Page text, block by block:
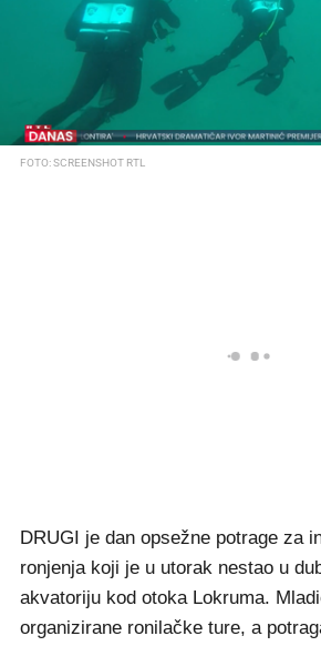
FOTO: SCREENSHOT RTL
DRUGI je dan opsežne potrage za
ronjenja koji je u utorak nestao u
akvatoriju kod otoka Lokruma.
organizirane ronilačke ture, a